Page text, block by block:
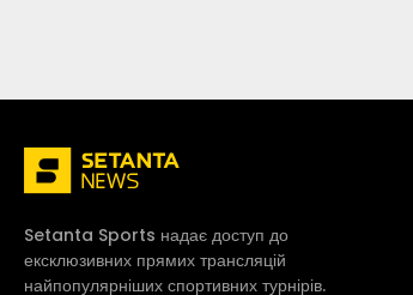
Setanta Sports надає доступ до
ексклюзивних прямих трансляцій
найпопулярніших спортивних турнірів.